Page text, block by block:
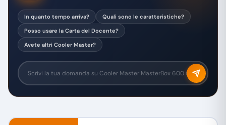
In quanto tempo arriva?
Quali sono le caratteristiche?
Posso usare la Carta del Docente?
Avete altri Cooler Master?